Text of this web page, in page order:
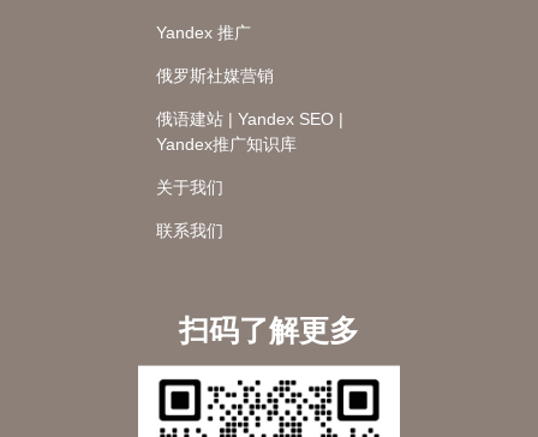
Yandex 推广
俄罗斯社媒营销
俄语建站 | Yandex SEO |
Yandex推广知识库
关于我们
联系我们
扫码了解更多